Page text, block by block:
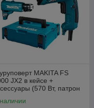
MAKITA FS
JX2 в кейсе +
(570 Вт, патрон
до 6